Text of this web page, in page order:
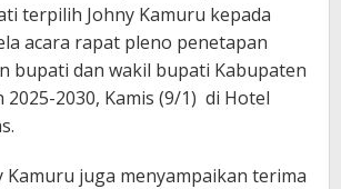
terpilih Johny Kamuru kepada
acara rapat pleno penetapan
bupati dan wakil bupati Kabupaten
2030, Kamis (9/1) di Hotel
Kamuru juga menyampaikan terima